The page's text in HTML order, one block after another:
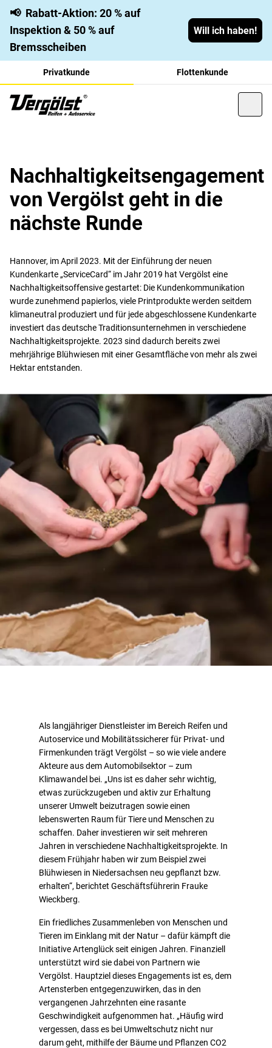
📢 Rabatt-Aktion: 20 % auf
Inspektion & 50 % auf
Bremsscheiben
Will ich haben!
Privatkunde Flottenkunde
Nachhaltigkeitsengagement
von Vergölst geht in die
nächste Runde
Hannover, im April 2023. Mit der Einführung der neuen
Kundenkarte „ServiceCard“ im Jahr 2019 hat Vergölst eine
Nachhaltigkeitsoffensive gestartet: Die Kundenkommunikation
wurde zunehmend papierlos, viele Printprodukte werden seitdem
klimaneutral produziert und für jede abgeschlossene Kundenkarte
investiert das deutsche Traditionsunternehmen in verschiedene
Nachhaltigkeitsprojekte. 2023 sind dadurch bereits zwei
mehrjährige Blühwiesen mit einer Gesamtfläche von mehr als zwei
Hektar entstanden.
Als langjähriger Dienstleister im Bereich Reifen und
Autoservice und Mobilitätssicherer für Privat- und
Firmenkunden trägt Vergölst – so wie viele andere
Akteure aus dem Automobilsektor – zum
Klimawandel bei. „Uns ist es daher sehr wichtig,
etwas zurückzugeben und aktiv zur Erhaltung
unserer Umwelt beizutragen sowie einen
lebenswerten Raum für Tiere und Menschen zu
schaffen. Daher investieren wir seit mehreren
Jahren in verschiedene Nachhaltigkeitsprojekte. In
diesem Frühjahr haben wir zum Beispiel zwei
Blühwiesen in Niedersachsen neu gepflanzt bzw.
erhalten“, berichtet Geschäftsführerin Frauke
Wieckberg.
Ein friedliches Zusammenleben von Menschen und
Tieren im Einklang mit der Natur – dafür kämpft die
Initiative Artenglück seit einigen Jahren. Finanziell
unterstützt wird sie dabei von Partnern wie
Vergölst. Hauptziel dieses Engagements ist es, dem
Artensterben entgegenzuwirken, das in den
vergangenen Jahrzehnten eine rasante
Geschwindigkeit aufgenommen hat. „Häufig wird
vergessen, dass es bei Umweltschutz nicht nur
darum geht, mithilfe der Bäume und Pflanzen CO2